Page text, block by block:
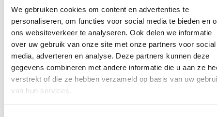
We gebruiken cookies om content en advertenties te
personaliseren, om functies voor social media te bieden en
ons websiteverkeer te analyseren. Ook delen we informatie
over uw gebruik van onze site met onze partners voor social
media, adverteren en analyse. Deze partners kunnen deze
gegevens combineren met andere informatie die u aan ze
verstrekt of die ze hebben verzameld op basis van uw
van hun services.